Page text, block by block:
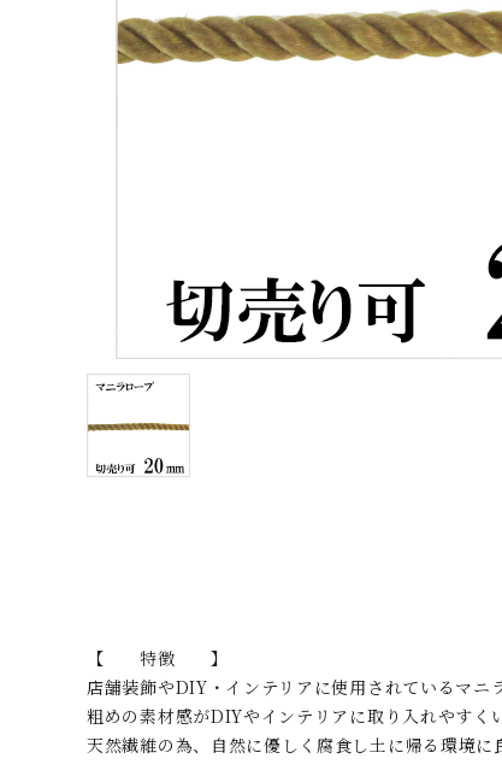
【 特徴 】
店舗装飾やDIY・インテリアに使用されているマニ
粗めの素材感がDIYやインテリアに取り入れやすく
天然繊維の為、自然に優しく腐食し土に帰る環境に